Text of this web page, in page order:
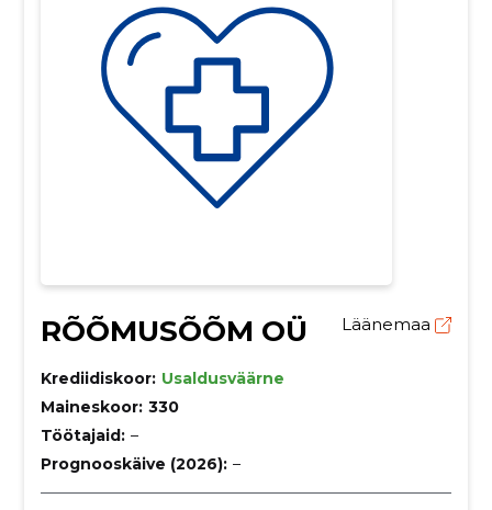
RÕÕMUSÕÕM OÜ Läänemaa
Krediidiskoor: Usaldusväärne
Maineskoor: 330
Töötajaid: –
Prognooskäive (2026): –